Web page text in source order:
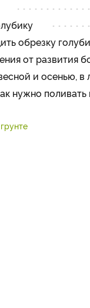
обрезку
от развития
и осенью,
нужно